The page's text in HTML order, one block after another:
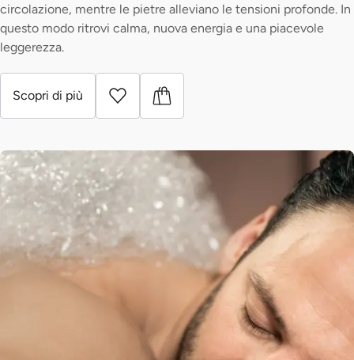
circolazione, mentre le pietre alleviano le tensioni profonde. In
questo modo ritrovi calma, nuova energia e una piacevole
leggerezza.
Scopri di più